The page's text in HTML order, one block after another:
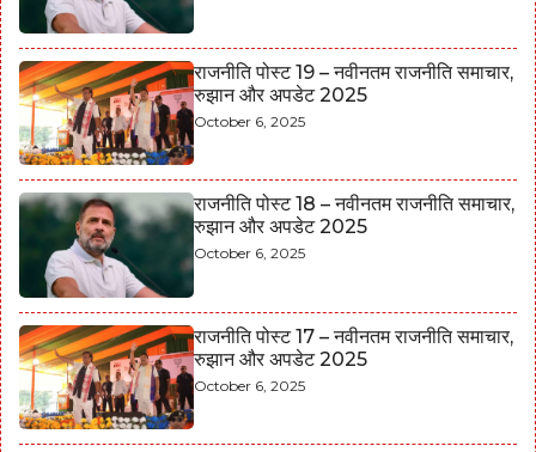
राजनीति पोस्ट 19 – नवीनतम राजनीति समाचार,
रुझान और अपडेट 2025
October 6, 2025
राजनीति पोस्ट 18 – नवीनतम राजनीति समाचार,
रुझान और अपडेट 2025
October 6, 2025
राजनीति पोस्ट 17 – नवीनतम राजनीति समाचार,
रुझान और अपडेट 2025
October 6, 2025